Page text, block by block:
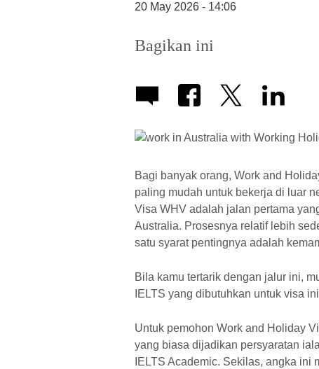
20 May 2026 - 14:06
Bagikan ini
Bagi banyak orang, Work and
paling mudah untuk bekerja di luar
Visa WHV adalah jalan pertama
Australia. Prosesnya relatif lebih
satu syarat pentingnya adalah
Bila kamu tertarik dengan jalur ini,
IELTS yang dibutuhkan untuk visa
Untuk pemohon Work and Holiday
yang biasa dijadikan persyaratan
IELTS Academic. Sekilas, angka